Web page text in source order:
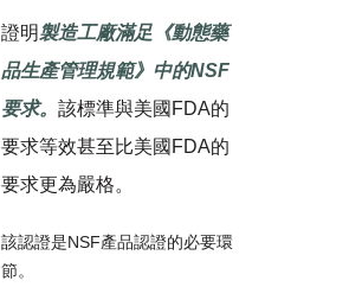
證明製造工廠滿足《動態藥
品生產管理規範》中的NSF
要求。 該標準與美國FDA的
要求等效甚至比美國FDA的
要求更為嚴格。
該認證是NSF產品認證的必要環
節。